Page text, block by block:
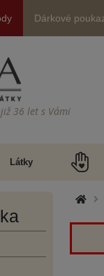
Dárkové
36 let s Vámi
Látky